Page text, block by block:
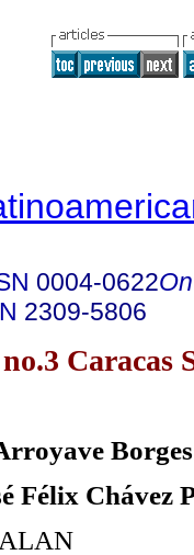
0004-0622
2309-5806
Caracas
Félix Chávez